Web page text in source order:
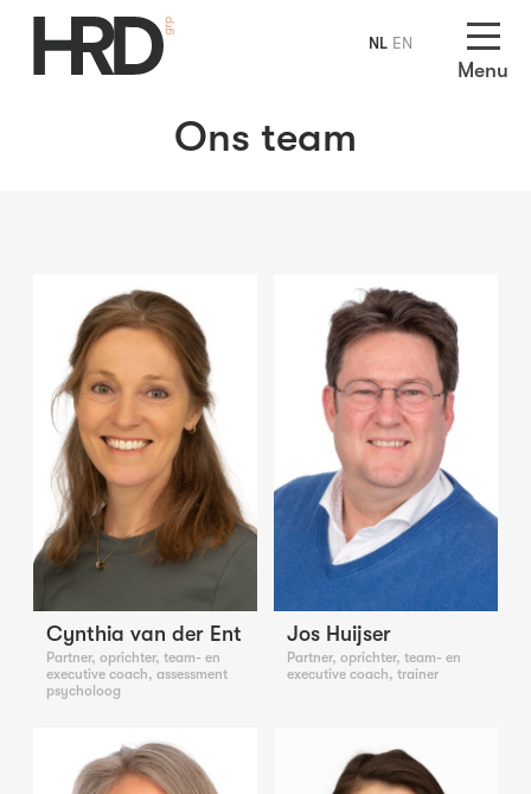
Menu
Ons team
Cynthia van der Ent
Partner, oprichter, team- en
executive coach, assessment
psycholoog
Jos Huijser
Partner, oprichter, team- en
executive coach, trainer
NL EN